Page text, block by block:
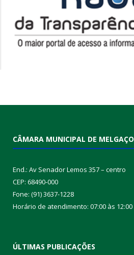
CÂMARA MUNICIPAL DE MELGAÇO
End.: Av Senador Lemos 357 – centro
CEP: 68490-000
Fone: (91) 3637-1228
Horário de atendimento: 07:00 às 12:00
ÚLTIMAS PUBLICAÇÕES